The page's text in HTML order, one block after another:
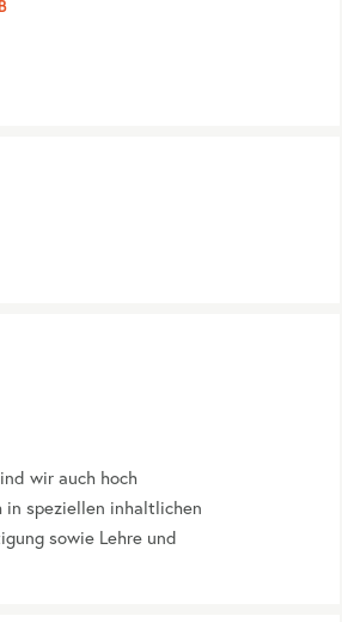
wir auch hoch
in speziellen inhaltlichen
sowie Lehre und